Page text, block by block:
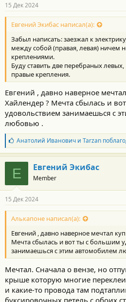
н
о
с
и
:
15 Дек 2024
Евгений Экибас написал(а):
Забыл написать: заезжал к
между собой (правая, левая) ничем
креплениями.
Буду ставить две перебраных
правые крепления.
Евгений , давно наверное
Хайлендер ? Мечта сбылась и
удовольствием занимаешься с
любовью .
Б
л
а
г
о
д
а
н
о
с
и
:
Анатолий Ивановичи Tarzan
Е Евгений Экибас
Member
15 Дек 2024
Алькапоне написал(а):
Евгений , давно наверное мечтал
Мечта сбылась и вот ты с большим
занимаешься с этим автомобилем
Мечтал. Сначала о вензе, но
крыше которую многие
и какие-то провода там
буксировочных петель с обоих